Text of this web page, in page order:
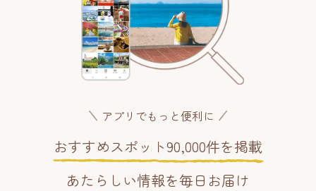
アプリでもっと便利に
おすすめスポット90,000件を掲載
あたらしい情報を毎日お届け